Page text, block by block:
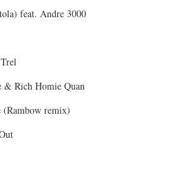
feat. Andre 3000
& Rich Homie Quan
remix)